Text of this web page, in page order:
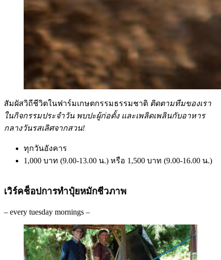
สัมผัสวิถีชีวิตในฟาร์มเกษตกรรมธรรมชาติ ติดตามทีมของเรา
ในกิจกรรมประจำวัน พบปะผู้ก่อตั้ง และเพลิดเพลินกับอาหาร
กลางวันรสเลิศจากสวน!
ทุกวันอังคาร
1,000 บาท (9.00-13.00 น.) หรือ 1,500 บาท (9.00-16.00 น.)
เวิร์คช็อปการทำปุ๋ยหมักชีวภาพ
– every tuesday mornings –